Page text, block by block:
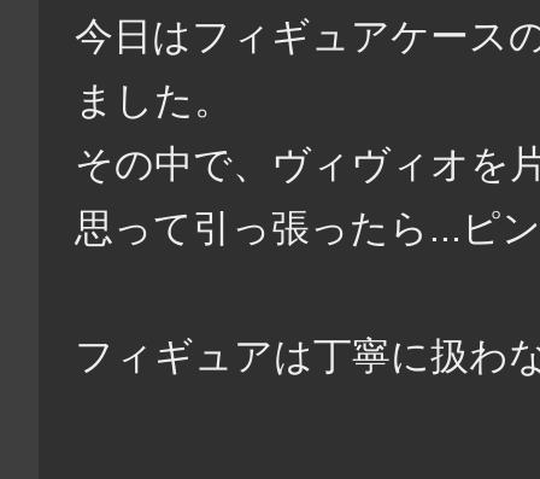
今日はフィギュアケース
ました。
その中で、ヴィヴィオを
思って引っ張ったら...ピ
フィギュアは丁寧に扱わ